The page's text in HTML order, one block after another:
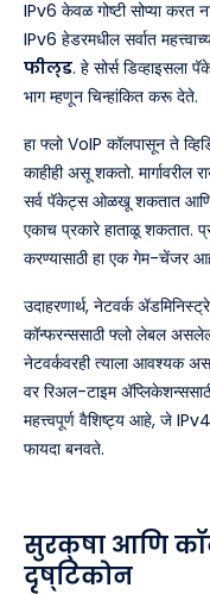
IPv6 केवळ गोष्टी सोप्या करत
IPv6 हेडरमधील सर्वात
फील्ड. हे सोर्स डिव्हाइसला
भाग म्हणून चिन्हांकित करू देते.
हा फ्लो VoIP कॉलपासून ते
काहीही असू शकतो. मार्गावरील
सर्व पॅकेट्स ओळखू शकतात आणि
एकाच प्रकारे हाताळू शकतात.
करण्यासाठी हा एक गेम-चेंजर
उदाहरणार्थ, नेटवर्क
कॉन्फरन्ससाठी फ्लो लेबल
नेटवर्कवरही त्याला आवश्यक
वर रिअल-टाइम
महत्त्वपूर्ण वैशिष्ट्य आहे, जे
फायदा बनवते.
सुरक्षा आणि
दृष्टिकोन